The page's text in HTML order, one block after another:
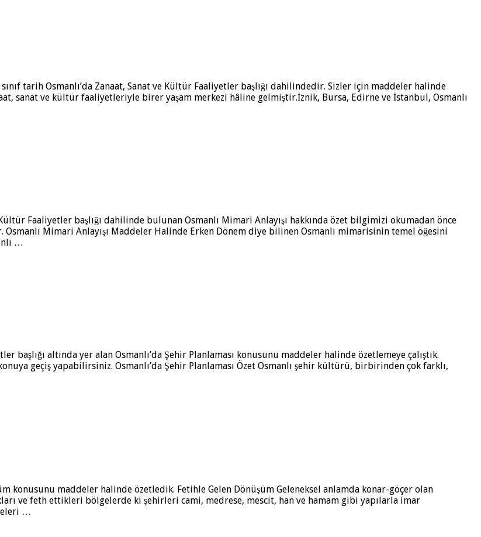
tarih Osmanlı’da Zanaat, Sanat ve Kültür Faaliyetler başlığı dahilindedir. Sizler için maddeler halinde
sanat ve kültür faaliyetleriyle birer yaşam merkezi hâline gelmiştir.İznik, Bursa, Edirne ve İstanbul, Osmanlı
Kültür Faaliyetler başlığı dahilinde bulunan Osmanlı Mimari Anlayışı hakkında özet bilgimizi okumadan önce
Osmanlı Mimari Anlayışı Maddeler Halinde Erken Dönem diye bilinen Osmanlı mimarisinin temel öğesini
…
başlığı altında yer alan Osmanlı’da Şehir Planlaması konusunu maddeler halinde özetlemeye çalıştık.
geçiş yapabilirsiniz. Osmanlı’da Şehir Planlaması Özet Osmanlı şehir kültürü, birbirinden çok farklı,
konusunu maddeler halinde özetledik. Fetihle Gelen Dönüşüm Geleneksel anlamda konar-göçer olan
ve feth ettikleri bölgelerde ki şehirleri cami, medrese, mescit, han ve hamam gibi yapılarla imar
…